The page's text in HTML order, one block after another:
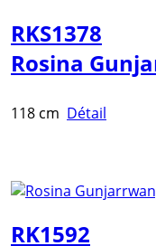
RKS1378
Rosina
118 cm Détail
RK1592